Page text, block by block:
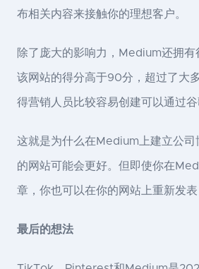
布相关内容来接触你的理想客户。
除了庞大的影响力，Medium还拥有
该网站的得分高于90分，超过了大
得营销人员比较容易创建可以通过谷
这就是为什么在Medium上建立公司
的网站可能会更好。但即使你在
章，你也可以在你的网站上重新发表
最后的想法